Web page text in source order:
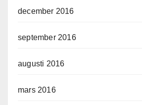
december 2016
september 2016
augusti 2016
mars 2016